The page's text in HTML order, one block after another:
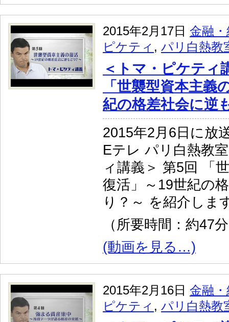
2015年2月17日 金融
ピケティ , パリ白熱教
＜トマ・ピケティ
「世襲型資本主義
紀の格差社会に逆
2015年2月6日に放
Eテレ パリ白熱教
ィ講義＞ 第5回 「
復活」～19世紀の
り？～ を紹介しま
（所要時間：約47
(動画を見る…)
2015年2月16日 金融
ピケティ , パリ白熱教